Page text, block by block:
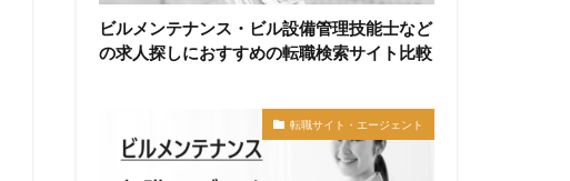
ビルメンテナンス・ビル設備管理技能士など
の求人探しにおすすめの転職検索サイト比較
転職サイト・エージェント